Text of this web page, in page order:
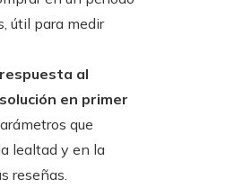
útil para medir
al
en primer
que
lealtad y en la
reseñas.